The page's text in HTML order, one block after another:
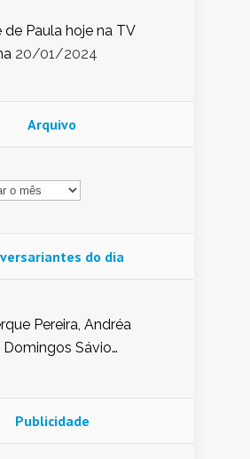
de Paula hoje na TV
20/01/2024
Arquivo
do dia
Pereira, Andréa
Domingos Sávio
Sena, Fátima Peixoto,
Kátia Mesel,
Publicidade